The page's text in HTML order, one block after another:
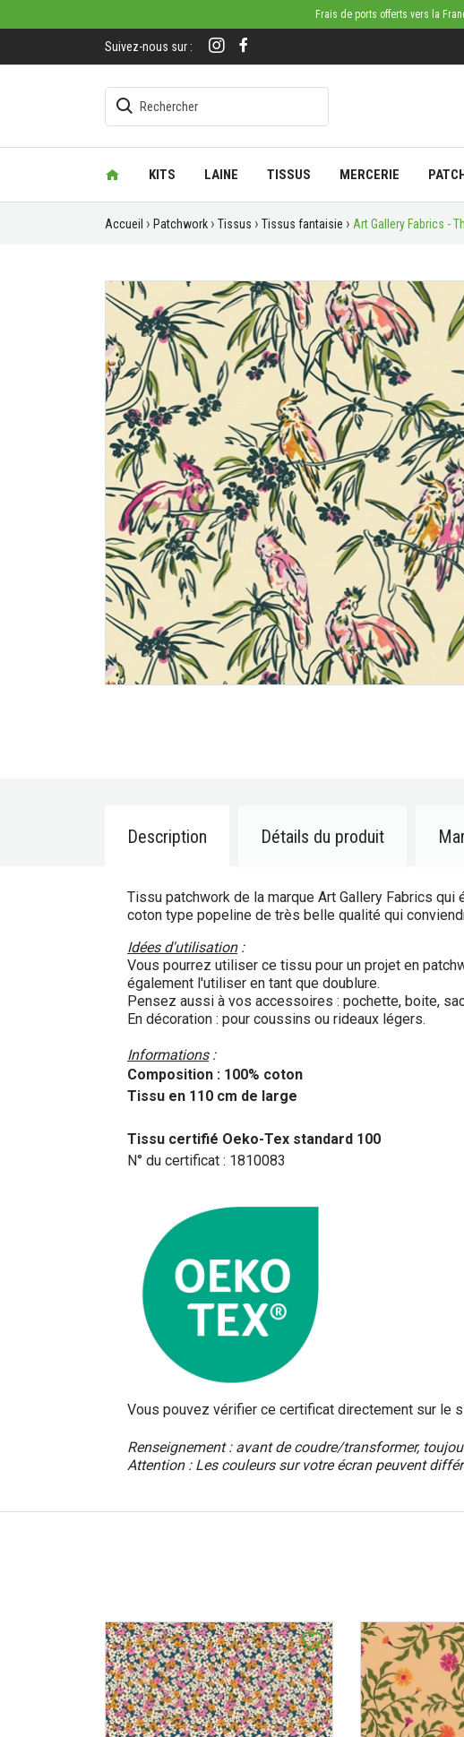
Frais de ports offerts vers la
Suivez-nous sur :
KITS LAINE TISSUS MERCERIE
Accueil Patchwork Tissus Tissus fantaisie Art Gallery Fabrics -
Description Détails du produit
Tissu patchwork de la marque Art Gallery Fabrics
coton type popeline de très belle qualité qui
Idées d'utilisation:
Vous pourrez utiliser ce tissu pour un projet en
également l'utiliser en tant que doublure.
Pensez aussi à vos accessoires : pochette, boite,
En décoration : pour coussins ou rideaux légers.
Informations:
Composition : 100% coton
Tissu en 110 cm de large
Tissu certifié Oeko-Tex standard 100
N° du certificat : 1810083
Vous pouvez vérifier ce certificat directement sur le
Renseignement : avant de coudre/transformer,
Attention : Les couleurs sur votre écran peuvent
favorite_border